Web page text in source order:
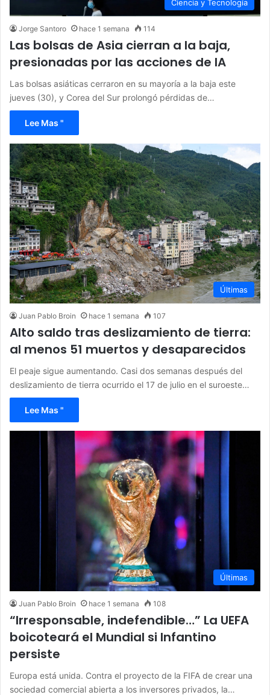
Ciencia y Tecnología
Jorge Santoro hace 1 semana 114
Las bolsas de Asia cierran a la baja,
presionadas por las acciones de IA
Las bolsas asiáticas cerraron en su mayoría a la baja este
jueves (30), y Corea del Sur prolongó pérdidas de…
Lee Mas "
Últimas
Juan Pablo Broin hace 1 semana 107
Alto saldo tras deslizamiento de tierra:
al menos 51 muertos y desaparecidos
El peaje sigue aumentando. Casi dos semanas después del
deslizamiento de tierra ocurrido el 17 de julio en el suroeste…
Lee Mas "
Últimas
Juan Pablo Broin hace 1 semana 108
“Irresponsable, indefendible…” La UEFA
boicoteará el Mundial si Infantino
persiste
Europa está unida. Contra el proyecto de la FIFA de crear una
sociedad comercial abierta a los inversores privados, la…